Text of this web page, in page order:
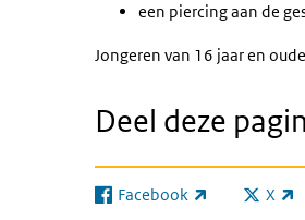
een piercing aan de
Jongeren van 16 jaar en
Deel deze
Facebook
(externe link) X